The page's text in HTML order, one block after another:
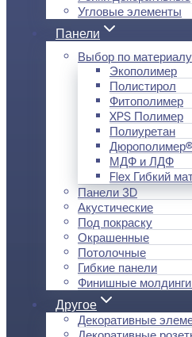
Угловые элементы
Панели
Выбор по материалу
Экополимер
Полистирол
Фитополимер
XPS Полимер
Полиуретан
Дюрополимер®
МДФ и ЛДФ
Flex Гибкий
Панели 3D
Акустические
Под покраску
Окрашенные
Потолочные
Гибкие панели
Финишные
Другое
Декоративные